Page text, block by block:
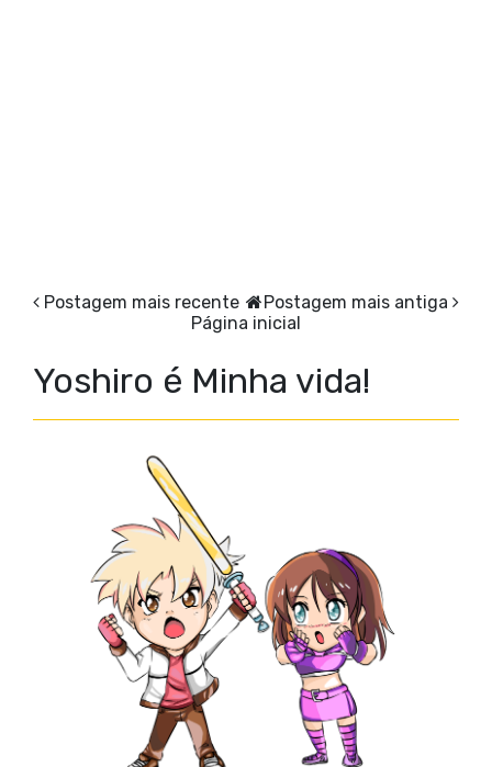
Postagem mais recente
Postagem mais antiga
Página inicial
Yoshiro é Minha vida!